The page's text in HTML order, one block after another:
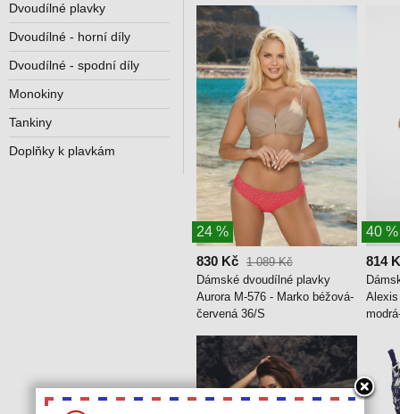
24 %
830 Kč 1 089 Kč
Dámské dvoudílné plavky
Aurora M-576 - Marko béžová-
červená 36/S
40 %
814
Dvoudílné plavky
Dvoudílné - horní díly
Dvoudílné - spodní díly
Monokiny
Tankiny
Doplňky k plavkám